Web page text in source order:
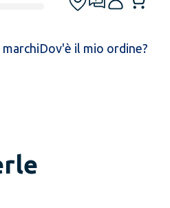
Dov'è il mio ordine?